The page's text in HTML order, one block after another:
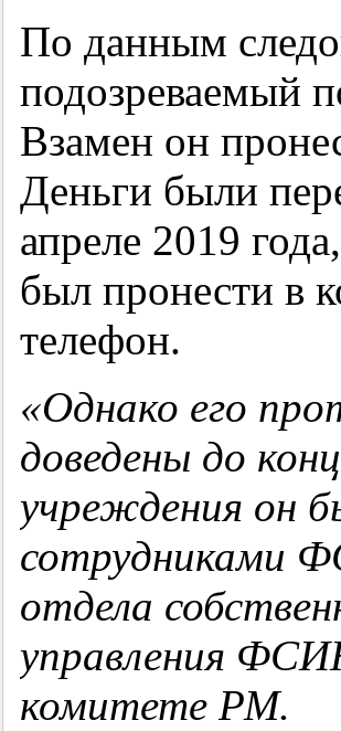
По данным
подозреваемый
Взамен он
Деньги были
апреле 2019
был пронести в
телефон.
«Однако его
доведены до
учреждения он
сотрудниками
отдела
управления
комитете РМ.